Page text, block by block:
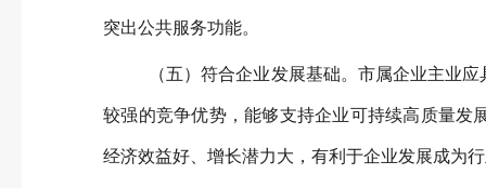
突出公共服务功能。
（五）符合企业发展基础。市属企业主业
较强的竞争优势，能够支持企业可持续高质量发
经济效益好、增长潜力大，有利于企业发展成为